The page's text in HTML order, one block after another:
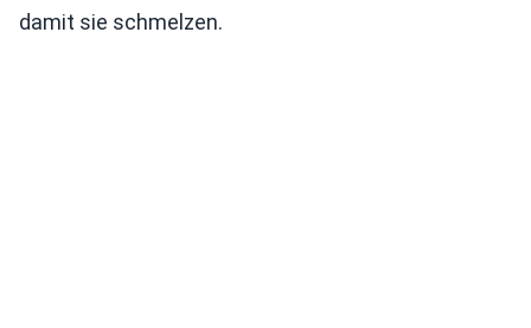
damit sie schmelzen.